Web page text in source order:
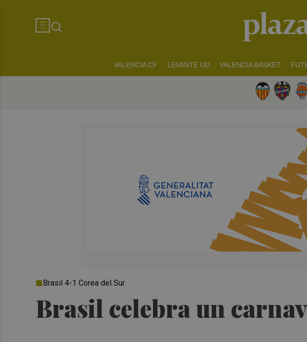
VALENCIA CF LEVANTE UD VALENCIA BASKET
Brasil celebra un
Brasil 4-1 Corea del Sur